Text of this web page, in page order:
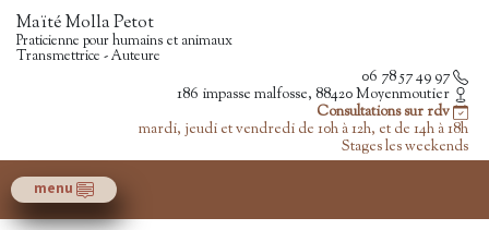
Maïté Molla Petot
Praticienne pour humains et animaux
Transmettrice - Auteure
06 78 57 49 97
186 impasse malfosse, 88420 Moyenmoutier
Consultations sur rdv
mardi, jeudi et vendredi de 10h à 12h, et de 14h à 18h
Stages les weekends
menu